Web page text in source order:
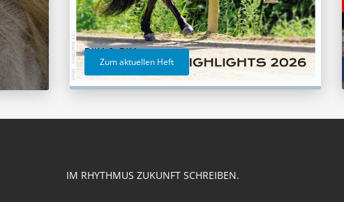
Zum aktuellen Heft
IM RHYTHMUS ZUKUNFT SCHREIBEN.